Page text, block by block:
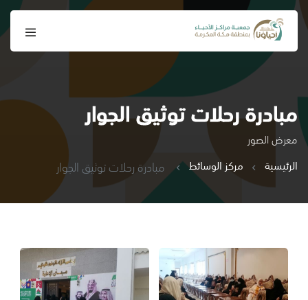
مبادرة رحلات توثيق الجوار
معرض الصور
الرئيسية
مركز الوسائط مبادرة رحلات توثيق الجوار